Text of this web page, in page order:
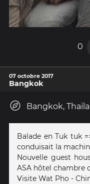
0
07 octobre 2017
Bangkok
Bangkok,
Balade en Tuk tuk
conduisait la
Nouvelle guest
ASA hôtel chambre
Visite Wat Pho -